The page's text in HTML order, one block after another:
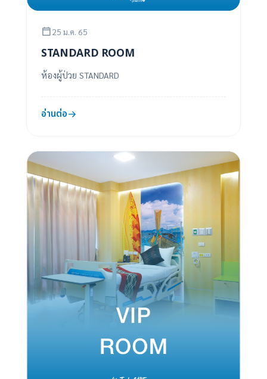
25 ม.ค. 65
STANDARD ROOM
ห้องผู้ป่วย STANDARD
อ่านต่อ